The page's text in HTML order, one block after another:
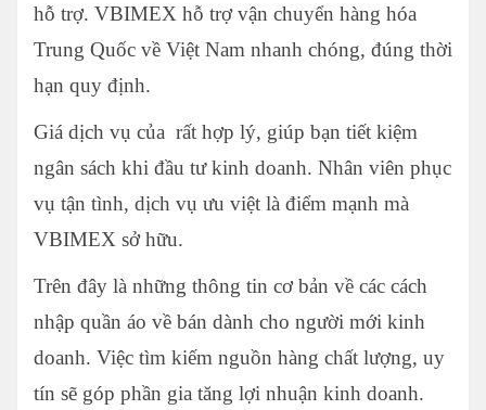
hỗ trợ. VBIMEX hỗ trợ vận chuyển hàng hóa
Trung Quốc về Việt Nam nhanh chóng, đúng thời
hạn quy định.
Giá dịch vụ của rất hợp lý, giúp bạn tiết kiệm
ngân sách khi đầu tư kinh doanh. Nhân viên phục
vụ tận tình, dịch vụ ưu việt là điểm mạnh mà
VBIMEX sở hữu.
Trên đây là những thông tin cơ bản về các cách
nhập quần áo về bán dành cho người mới kinh
doanh. Việc tìm kiếm nguồn hàng chất lượng, uy
tín sẽ góp phần gia tăng lợi nhuận kinh doanh.